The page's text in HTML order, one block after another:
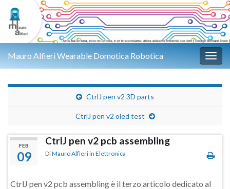
Mauro Alfieri Wearable Domotica Robotica
CtrlJ pen v2 3D parts
CtrlJ pen v2 oled test
FEB
09
CtrlJ pen v2 pcb assembling
DiMauro Alfieri in Elettronica
CtrlJ pen v2 pcb assembling è il terzo articolo dedicato al